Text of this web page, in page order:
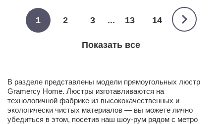
1 2 3 ... 13 14
Показать все
В разделе представлены модели прямоугольных люстр
Gramercy Home. Люстры изготавливаются на
технологичной фабрике из высококачественных и
экологически чистых материалов — вы можете лично
убедиться в этом, посетив наш шоу-рум рядом с метро